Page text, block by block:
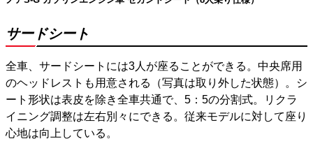
サードシート
全車、サードシートには3人が座ることができる。中央席用
のヘッドレストも用意される（写真は取り外した状態）。シ
ート形状は表皮を除き全車共通で、5：5の分割式。リクラ
イニング調整は左右別々にできる。従来モデルに対して座り
心地は向上している。